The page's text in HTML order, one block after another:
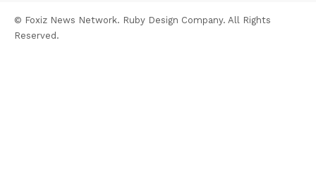
© Foxiz News Network. Ruby Design Company. All Rights
Reserved.